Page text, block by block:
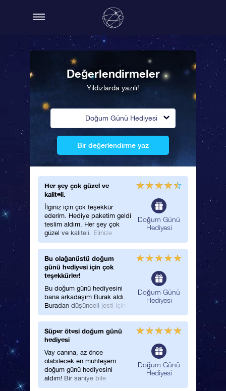
Değerlendirmeler
Yıldızlarda yazılı!
Doğum Günü Hediyesi
Bir değerlendirme yaz
Her şey çok güzel ve
kaliteli.
İlginiz için çok teşekkür
ederim. Hediye paketim geldi
teslim aldım. Her şey çok
güzel ve kaliteli. Elinize
sağlık. Çok teşekkür ederim
iyi günler dilerim.
Doğum Günü
Hediyesi
Bu olağanüstü doğum
günü hediyesi için çok
teşekkürler!
Bu doğum günü hediyesini
bana arkadaşım Burak aldı.
Buradan düşünceli jesti için
kendisine teşekkür etmek
istiyorum. Doğrusunu
söylemek gerekirse bundan
güzel bir yaş günü hediyesi
düşünemiyorum!
Doğum Günü
Hediyesi
Süper ötesi doğum günü
hediyesi
Vay canına, az önce
olabilecek en muhteşem
doğum günü hediyesini
aldım! Bir saniye bile
durmadım ve gidip bir kız
Doğum Günü
Hediyesi